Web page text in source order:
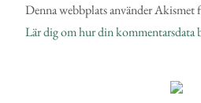
Denna webbplats använder Akismet
Lär dig om hur din kommentarsdata